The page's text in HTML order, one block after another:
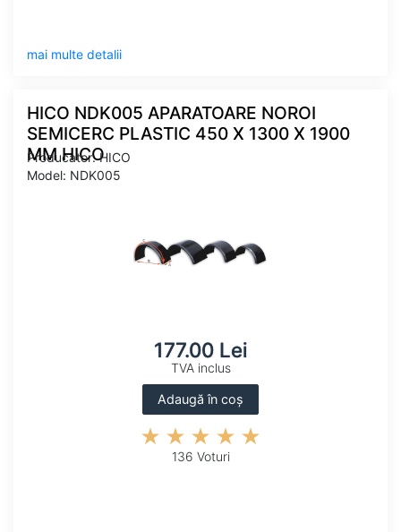
mai multe detalii
HICO NDK005 APARATOARE NOROI
SEMICERC PLASTIC 450 X 1300 X 1900
MM HICO
Producator: HICO
Model: NDK005
177.00 Lei
TVA inclus
Adaugă în coș
136 Voturi